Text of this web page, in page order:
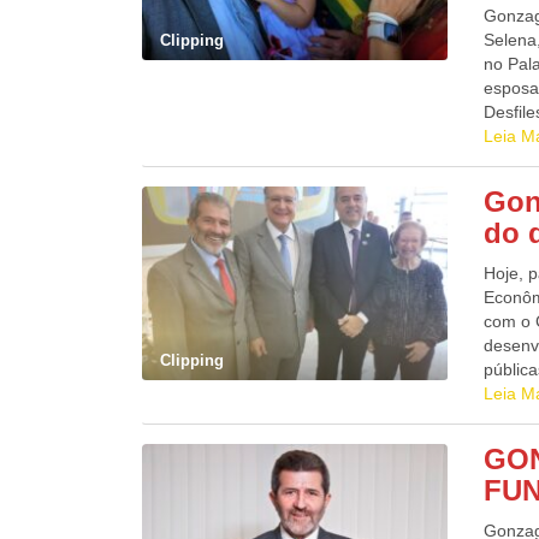
Clipping
no
muitos
com
Leia
Clipping
do
Hoje,
com o
Leia